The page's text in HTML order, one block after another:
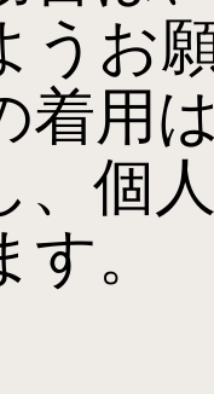
うお
用
、個
。